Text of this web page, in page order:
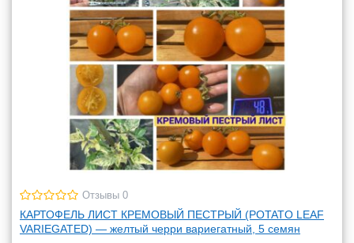
Отзывы 0
КАРТОФЕЛЬ ЛИСТ КРЕМОВЫЙ ПЕСТРЫЙ (POTATO LEAF
VARIEGATED) — желтый черри вариегатный, 5 семян